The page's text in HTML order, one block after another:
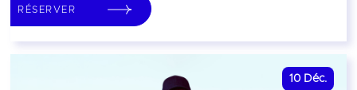
RÉSERVER
10 Déc.